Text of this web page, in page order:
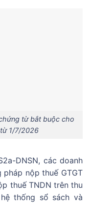
từ bắt buộc cho
1/7/2026
DNSN, các doanh
nộp thuế GTGT
thuế TNDN trên thu
thống sổ sách và